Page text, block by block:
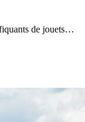
de jouets…